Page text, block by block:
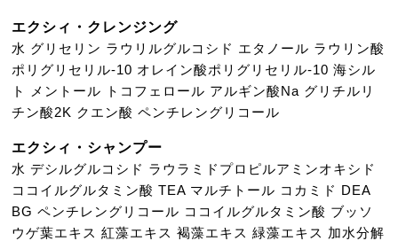
エクシィ・クレンジング
水 グリセリン ラウリルグルコシド エタノール ラウリン酸
ポリグリセリル-10 オレイン酸ポリグリセリル-10 海シル
ト
メントール トコフェロール アルギン酸Na グリチルリ
チン酸2K クエン酸 ペンチレングリコール
エクシィ・シャンプー
水 デシルグルコシド ラウラミドプロピルアミンオキシド
ココイルグルタミン酸 TEA マルチトール コカミド DEA
BG ペンチレングリコール ココイルグルタミン酸 ブッソ
ウゲ葉エキス 紅藻エキス 褐藻エキス 緑藻エキス 加水分解